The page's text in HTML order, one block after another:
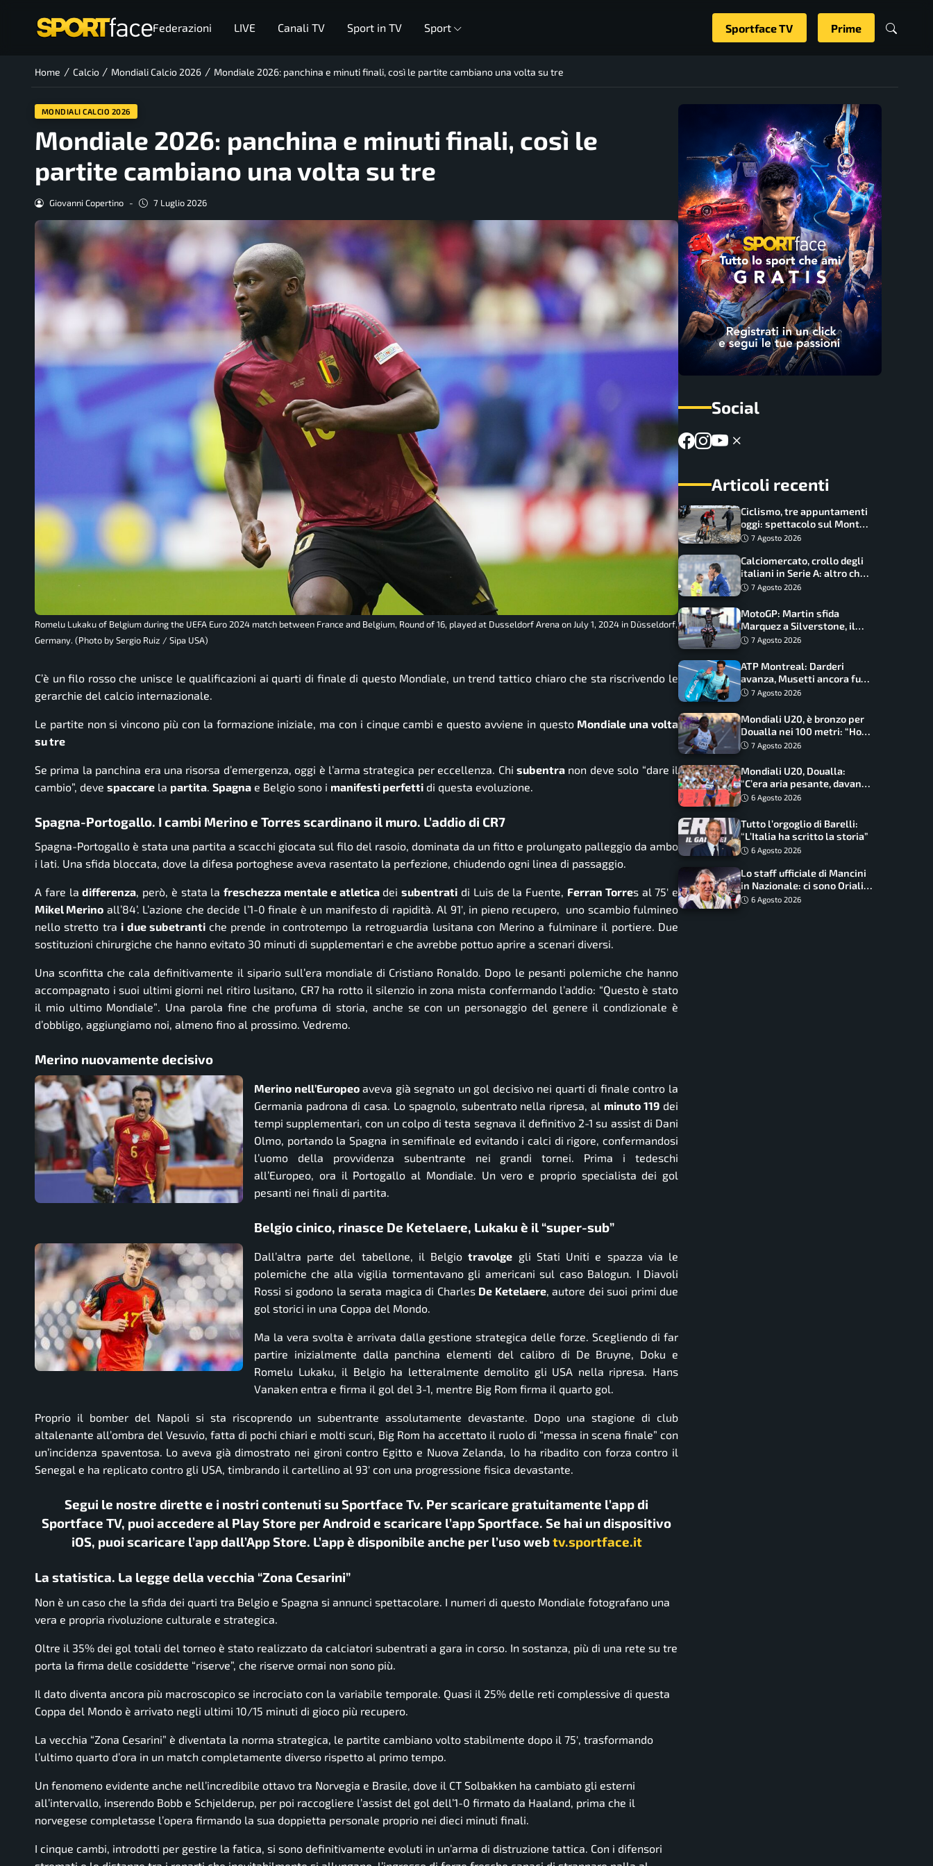
Federazioni LIVE Canali TV Sport in TV Sport Sportface TV Prime
Home / Calcio / Mondiali Calcio 2026 / Mondiale 2026: panchina e minuti finali, così le partite cambiano una volta su tre
MONDIALI CALCIO 2026
Mondiale 2026: panchina e minuti finali, così le
partite cambiano una volta su tre
Giovanni Copertino - 7 Luglio 2026
Romelu Lukaku of Belgium during the UEFA Euro 2024 match between France and Belgium, Round of 16, played at Dusseldorf Arena on July 1, 2024 in Düsseldorf,
Germany. (Photo by Sergio Ruiz / Sipa USA)
C’è un filo rosso che unisce le qualificazioni ai quarti di finale di questo Mondiale, un trend tattico chiaro che sta riscrivendo le
gerarchie del calcio internazionale.
Le partite non si vincono più con la formazione iniziale, ma con i cinque cambi e questo avviene in questo Mondiale una volta
su tre
Se prima la panchina era una risorsa d’emergenza, oggi è l’arma strategica per eccellenza. Chi subentra non deve solo “dare il
cambio”, deve spaccare la partita Spagna e Belgio sono i manifesti perfetti di questa evoluzione.
Spagna-Portogallo. I cambi Merino e Torres scardinano il muro. L’addio di CR7
Spagna-Portogallo è stata una partita a scacchi giocata sul filo del rasoio, dominata da un fitto e prolungato palleggio da ambo
i lati. Una sfida bloccata, dove la difesa portoghese aveva rasentato la perfezione, chiudendo ogni linea di passaggio.
A fare ladifferenza, però, è stata lafreschezza mentale e atleticadeisubentrati di Luis de la Fuente, Ferran Torres al 75′ e
Mikel Merino all’84’. L’azione che decide l’1-0 finale è un manifesto di rapidità. Al 91′, in pieno recupero, uno scambio fulmineo
nello stretto tra i due subetranti che prende in controtempo la retroguardia lusitana con Merino a fulminare il portiere. Due
sostituzioni chirurgiche che hanno evitato 30 minuti di supplementari e che avrebbe pottuo aprire a scenari diversi.
Una sconfitta che cala definitivamente il sipario sull’era mondiale di Cristiano Ronaldo. Dopo le pesanti polemiche che hanno
accompagnato i suoi ultimi giorni nel ritiro lusitano, CR7 ha rotto il silenzio in zona mista confermando l’addio: “Questo è stato
il mio ultimo Mondiale”. Una parola fine che profuma di storia, anche se con un personaggio del genere il condizionale è
d’obbligo, aggiungiamo noi, almeno fino al prossimo. Vedremo.
Merino nuovamente decisivo
Merino nell’Europeoaveva già segnato un gol decisivo nei quarti di finale contro la
Germania padrona di casa. Lo spagnolo, subentrato nella ripresa, al minuto 119 dei
tempi supplementari, con un colpo di testa segnava il definitivo 2-1 su assist di Dani
Olmo, portando la Spagna in semifinale ed evitando i calci di rigore, confermandosi
l’uomo della provvidenza subentrante nei grandi tornei. Prima i tedeschi
all’Europeo, ora il Portogallo al Mondiale. Un vero e proprio specialista dei gol
pesanti nei finali di partita.
Belgio cinico, rinasce De Ketelaere, Lukaku è il “super-sub”
Dall’altra parte del tabellone, il Belgiotravolge gli Stati Uniti e spazza via le
polemiche che alla vigilia tormentavano gli americani sul caso Balogun. I Diavoli
Rossi si godono la serata magica di Charles De Ketelaere, autore dei suoi primi due
gol storici in una Coppa del Mondo.
Ma la vera svolta è arrivata dalla gestione strategica delle forze. Scegliendo di far
partire inizialmente dalla panchina elementi del calibro di De Bruyne, Doku e
Romelu Lukaku, il Belgio ha letteralmente demolito gli USA nella ripresa. Hans
Vanaken entra e firma il gol del 3-1, mentre Big Rom firma il quarto gol.
Proprio il bomber del Napoli si sta riscoprendo un subentrante assolutamente devastante. Dopo una stagione di club
altalenante all’ombra del Vesuvio, fatta di pochi chiari e molti scuri, Big Rom ha accettato il ruolo di “messa in scena finale” con
un’incidenza spaventosa. Lo aveva già dimostrato nei gironi contro Egitto e Nuova Zelanda, lo ha ribadito con forza contro il
Senegal e ha replicato contro gli USA, timbrando il cartellino al 93′ con una progressione fisica devastante.
Segui le nostre dirette e i nostri contenuti su Sportface Tv. Per scaricare gratuitamente l’app di
Sportface TV, puoi accedere al Play Store per Android e scaricare l’app Sportface. Se hai un dispositivo
iOS, puoi scaricare l’app dall’App Store. L’app è disponibile anche per l’uso webtv.sportface.it
La statistica. La legge della vecchia “Zona Cesarini”
Non è un caso che la sfida dei quarti tra Belgio e Spagna si annunci spettacolare. I numeri di questo Mondiale fotografano una
vera e propria rivoluzione culturale e strategica.
Oltre il 35% dei gol totali del torneo è stato realizzato da calciatori subentrati a gara in corso. In sostanza, più di una rete su tre
porta la firma delle cosiddette “riserve”, che riserve ormai non sono più.
Il dato diventa ancora più macroscopico se incrociato con la variabile temporale. Quasi il 25% delle reti complessive di questa
Coppa del Mondo è arrivato negli ultimi 10/15 minuti di gioco più recupero.
La vecchia “Zona Cesarini” è diventata la norma strategica, le partite cambiano volto stabilmente dopo il 75′, trasformando
l’ultimo quarto d’ora in un match completamente diverso rispetto al primo tempo.
Un fenomeno evidente anche nell’incredibile ottavo tra Norvegia e Brasile, dove il CT Solbakken ha cambiato gli esterni
all’intervallo, inserendo Bobb e Schjelderup, per poi raccogliere l’assist del gol dell’1-0 firmato da Haaland, prima che il
norvegese completasse l’opera firmando la sua doppietta personale proprio nei dieci minuti finali.
I cinque cambi, introdotti per gestire la fatica, si sono definitivamente evoluti in un’arma di distruzione tattica. Con i difensori
Social
Articoli recenti
Ciclismo, tre appuntamenti
oggi: spettacolo sul Mont
Ventoux, orari e come
7 Agosto 2026
Calciomercato, crollo degli
italiani in Serie A: altro che
svolta dopo il Mondiale
7 Agosto 2026
MotoGP: Martin sfida
Marquez a Silverstone, il
programma e gli orari
7 Agosto 2026
ATP Montreal: Darderi
avanza, Musetti ancora fuori
con Jodar
7 Agosto 2026
Mondiali U20, è bronzo per
Doualla nei 100 metri: “Ho
scacciato l’ansia”
7 Agosto 2026
Mondiali U20, Doualla:
“C’era aria pesante, davano
le mascherine! Finale? Non
6 Agosto 2026
Tutto l’orgoglio di Barelli:
“L’Italia ha scritto la storia”
6 Agosto 2026
Lo staff ufficiale di Mancini
in Nazionale: ci sono Oriali e
Bonucci, confermato un
6 Agosto 2026